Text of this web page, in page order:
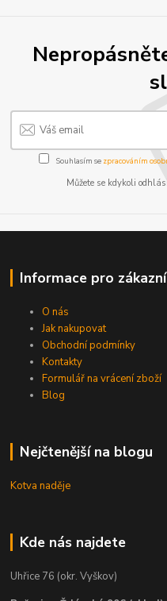
Souhlasím se zpracováním
Můžete se kdykoli
Informace pro
O nás
Jak nakupovat
Obchodní podmínky
Kontakty
Formulář na vrácení zboží
Blog
Nejčtenější na blogu
Kotva naděje
Kde nás najdete
Uhřice 76 (okr. Vyškov)